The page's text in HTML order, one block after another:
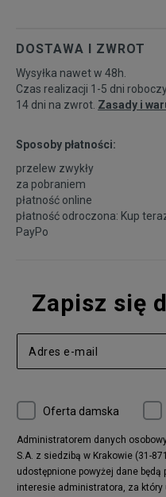
DOSTAWA I ZWROT
Wysyłka nawet w 48h.
Czas realizacji 1-5 dni
14 dni na zwrot. Zasady i
Sposoby płatności:
przelew zwykły
za pobraniem
płatność online
płatność odroczona: Kup
PayPo
Zapisz się
Oferta damska
Administratorem danych
S.A. z siedzibą w Krakowie (31-
udostępnione powyżej dane
interesie administratora, za który